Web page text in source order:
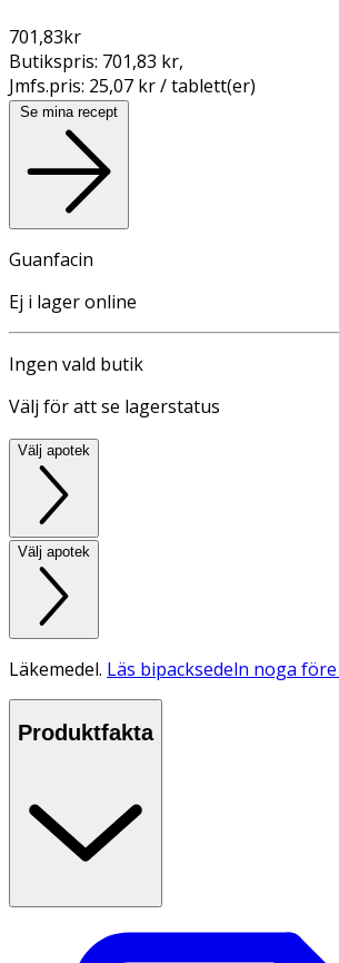
701,83kr
Butikspris: 701,83 kr,
Jmfs.pris: 25,07 kr / tablett(er)
Se mina recept
Guanfacin
Ej i lager online
Ingen vald butik
Välj för att se lagerstatus
Välj apotek
Välj apotek
Läkemedel. Läs bipacksedeln noga
Produktfakta